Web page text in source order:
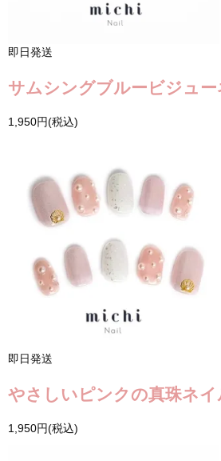
即日発送
サムシングブルービジュ
1,950円(税込)
即日発送
やさしいピンクの真珠ネイ
1,950円(税込)